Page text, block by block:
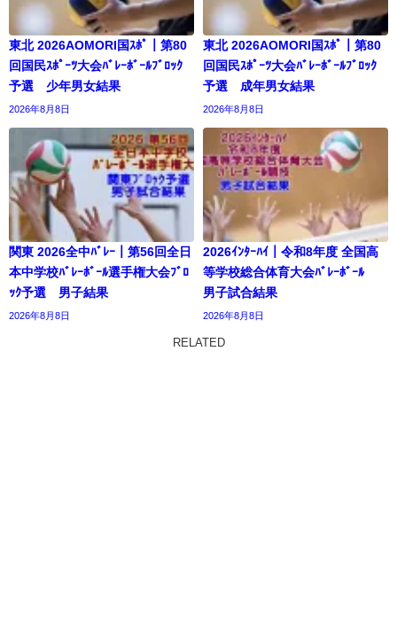
東北 2026AOMORI国ｽﾎﾟ｜第80
回国民ｽﾎﾟｰﾂ大会ﾊﾞﾚｰﾎﾞｰﾙﾌﾞﾛｯｸ
予選 少年男女結果
2026年8月8日
東北 2026AOMORI国ｽﾎﾟ｜第80
回国民ｽﾎﾟｰﾂ大会ﾊﾞﾚｰﾎﾞｰﾙﾌﾞﾛｯｸ
予選 成年男女結果
2026年8月8日
関東 2026全中ﾊﾞﾚｰ｜第56回全日
本中学校ﾊﾞﾚｰﾎﾞｰﾙ選手権大会ﾌﾞﾛ
ｯｸ予選 男子結果
2026年8月8日
2026ｲﾝﾀｰﾊｲ｜令和8年度 全国高
等学校総合体育大会ﾊﾞﾚｰﾎﾞｰﾙ
男子試合結果
2026年8月8日
RELATED